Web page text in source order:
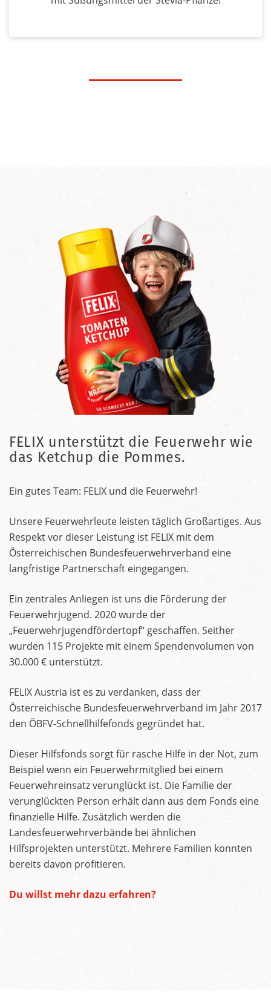
FELIX unterstützt die Feuerwehr wie
das Ketchup die Pommes.
Ein gutes Team: FELIX und die Feuerwehr!
Unsere Feuerwehrleute leisten täglich Großartiges. Aus
Respekt vor dieser Leistung ist FELIX mit dem
Österreichischen Bundesfeuerwehrverband eine
langfristige Partnerschaft eingegangen.
Ein zentrales Anliegen ist uns die Förderung der
Feuerwehrjugend. 2020 wurde der
„Feuerwehrjugendfördertopf“ geschaffen. Seither
wurden 115 Projekte mit einem Spendenvolumen von
30.000 € unterstützt.
FELIX Austria ist es zu verdanken, dass der
Österreichische Bundesfeuerwehrverband im Jahr 2017
den ÖBFV-Schnellhilfefonds gegründet hat.
Dieser Hilfsfonds sorgt für rasche Hilfe in der Not, zum
Beispiel wenn ein Feuerwehrmitglied bei einem
Feuerwehreinsatz verunglückt ist. Die Familie der
verunglückten Person erhält dann aus dem Fonds eine
finanzielle Hilfe. Zusätzlich werden die
Landesfeuerwehrverbände bei ähnlichen
Hilfsprojekten unterstützt. Mehrere Familien konnten
bereits davon profitieren.
Du willst mehr dazu erfahren?